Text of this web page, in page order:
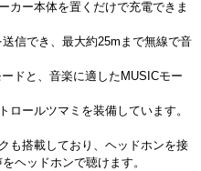
カー本体を置くだけで充電できま
信でき、最大約25mまで無線で音
ドと、音楽に適したMUSICモー
ロールツマミを装備しています。
も搭載しており、ヘッドホンを接
ヘッドホンで聴けます。